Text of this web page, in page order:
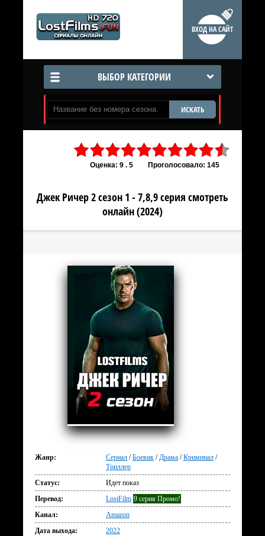
ВХОД НА САЙТ
ВЫБОР КАТЕГОРИИ
ИСКАТЬ
Оценка: 9 . 5 Проголосовало: 145
Джек Ричер 2 сезон 1 - 7,8,9 серия смотреть
онлайн (2024)
Жанр: Сериал /Боевик /Драма /Криминал /
Триллер
Статус:
Идет показ
Перевод:
LostFilm 9 серия Промо!
Канал:
Amazon
Дата выхода:
2022